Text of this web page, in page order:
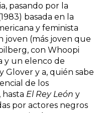
pasando por la
basada en la
y feminista
joven (más joven que
con Whoopi
y un elenco de
Glover y a, quién sabe
de los
hasta El Rey León y
por actores negros